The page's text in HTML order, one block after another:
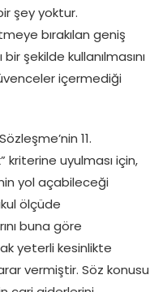
şey yoktur.
bırakılan geniş
şekilde kullanılmasını
içermediği
11.
kriterine uyulması için,
yol açabileceği
ölçüde
buna göre
yeterli kesinlikte
vermiştir. Söz konusu